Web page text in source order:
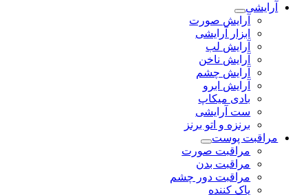
آرایشی
آرایش صورت
ابزار آرایشی
آرایش لب
آرایش ناخن
آرایش چشم
آرایش ابرو
بادی میکاپ
ست آرایشی
برنزه و اتو برنز
مراقبت پوست
مراقبت صورت
مراقبت بدن
مراقبت دور چشم
پاک کننده